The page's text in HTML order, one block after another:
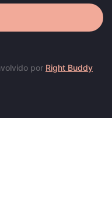
por Right Buddy